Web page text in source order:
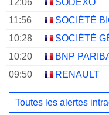
12:06 SODEXO
11:56
SOCIÉTÉ
10:28
SOCIÉTÉ
10:20
BNP
09:50
RENAULT
Toutes les alertes